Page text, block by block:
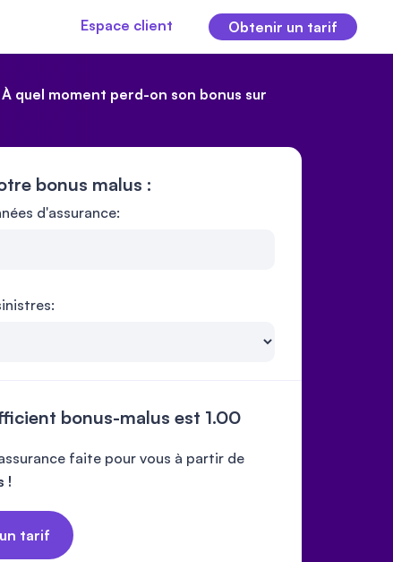
Espace client Obtenir un tarif
À quel moment perd-on son bonus sur
bonus malus :
d'assurance:
bonus-malus est 1.00
faite pour vous à partir de
!
tarif